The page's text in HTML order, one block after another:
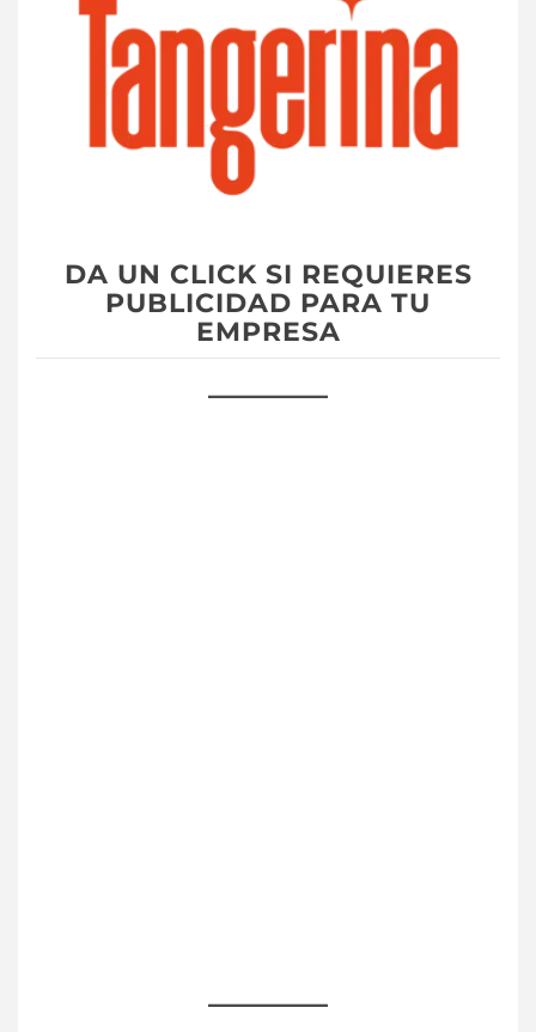
DA UN CLICK SI REQUIERES
PUBLICIDAD PARA TU
EMPRESA